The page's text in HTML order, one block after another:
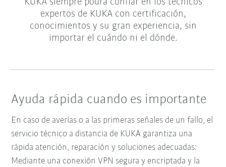
expertos de KUKA con certificación,
conocimientos y su gran experiencia, sin
importar el cuándo ni el dónde.
Ayuda rápida cuando es importante
En caso de averías o a las primeras señales de un fallo, el
servicio técnico a distancia de KUKA garantiza una
rápida atención, reparación y soluciones adecuadas:
Mediante una conexión VPN segura y encriptada y la